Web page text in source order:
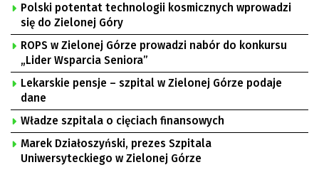
Polski potentat technologii kosmicznych wprowadzi
się do Zielonej Góry
ROPS w Zielonej Górze prowadzi nabór do konkursu
„Lider Wsparcia Seniora”
Lekarskie pensje – szpital w Zielonej Górze podaje
dane
Władze szpitala o cięciach finansowych
Marek Działoszyński, prezes Szpitala
Uniwersyteckiego w Zielonej Górze